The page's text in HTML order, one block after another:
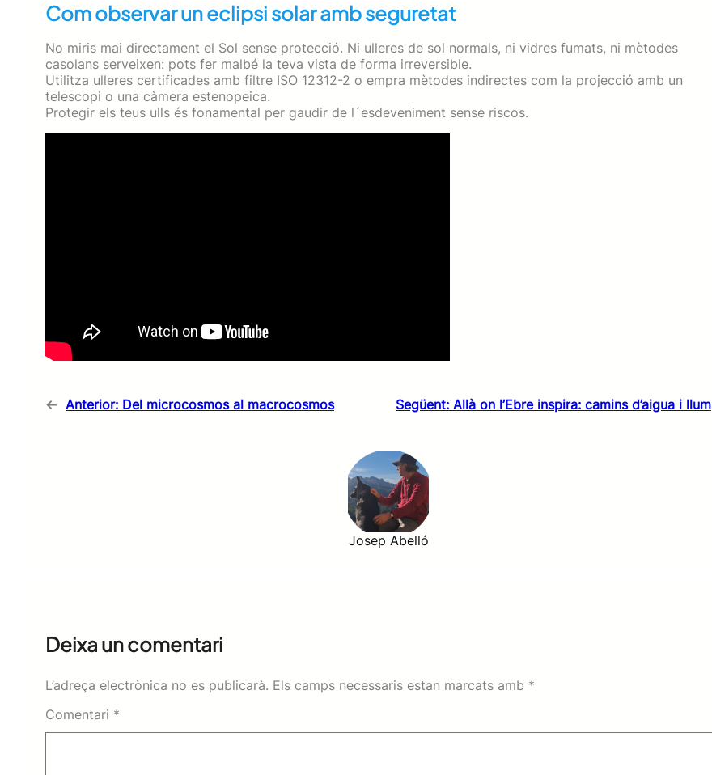
Com observar un eclipsi solar amb seguretat
No miris mai directament el Sol sense protecció. Ni ulleres de sol normals, ni vidres fumats, ni mètodes
casolans serveixen: pots fer malbé la teva vista de forma irreversible.
Utilitza ulleres certificades amb filtre ISO 12312-2 o empra mètodes indirectes com la projecció amb un
telescopi o una càmera estenopeica.
Protegir els teus ulls és fonamental per gaudir de l´esdeveniment sense riscos.
← Anterior: Del microcosmos al macrocosmos Següent: Allà on l’Ebre inspira: camins d’aigua i llum
Josep Abelló
Deixa un comentari
L’adreça electrònica no es publicarà. Els camps necessaris estan marcats amb *
Comentari *